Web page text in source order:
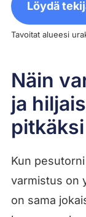
Löydä
Tavoitat alueesi
Näin
ja
Kun
varmistus on
on sama